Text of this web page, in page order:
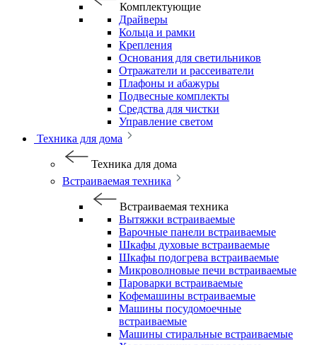
Комплектующие
Драйверы
Кольца и рамки
Крепления
Основания для светильников
Отражатели и рассеиватели
Плафоны и абажуры
Подвесные комплекты
Средства для чистки
Управление светом
Техника для дома
Техника для дома
Встраиваемая техника
Встраиваемая техника
Вытяжки встраиваемые
Варочные панели встраиваемые
Шкафы духовые встраиваемые
Шкафы подогрева встраиваемые
Микроволновые печи встраиваемые
Пароварки встраиваемые
Кофемашины встраиваемые
Машины посудомоечные
встраиваемые
Машины стиральные встраиваемые